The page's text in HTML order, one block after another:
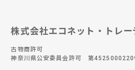
株式会社エコネット・トレー
古物商許可
神奈川県公安委員会許可 第